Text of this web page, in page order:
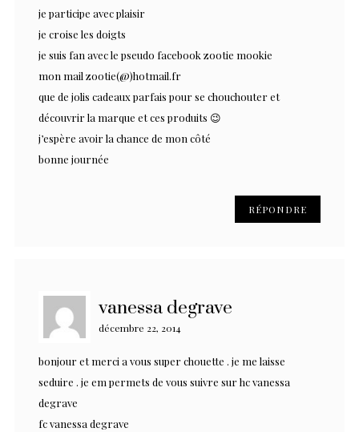
je participe avec plaisir
je croise les doigts
je suis fan avec le pseudo facebook zootie mookie
mon mail zootie(@)hotmail.fr
que de jolis cadeaux parfais pour se chouchouter et
découvrir la marque et ces produits 😉
j’espère avoir la chance de mon côté
bonne journée
RÉPONDRE
vanessa degrave
décembre 22, 2014
bonjour et merci a vous super chouette . je me laisse
seduire . je em permets de vous suivre sur hc vanessa
degrave
fc vanessa degrave